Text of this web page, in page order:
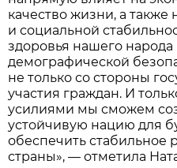
качество жизни, а также
и социальной
здоровья нашего
демографической
не только со стороны
участия граждан. И
усилиями мы сможем
устойчивую нацию для
обеспечить стабильное
страны», — отметила